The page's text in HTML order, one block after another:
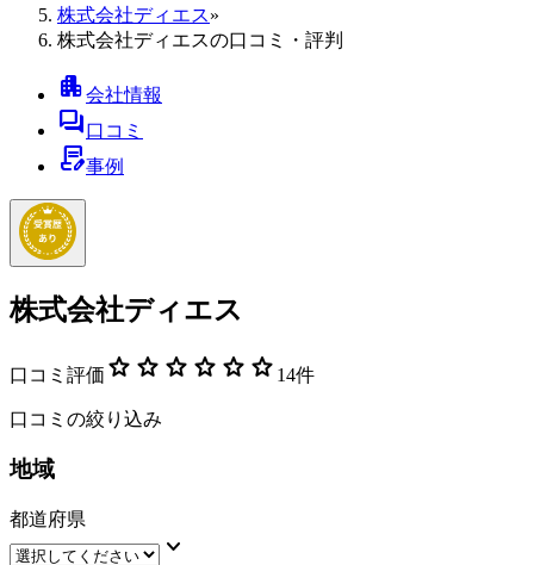
株式会社ディエス»
株式会社ディエスの口コミ・評判
apartment会社情報
forum口コミ
contract_edit事例
株式会社ディエス
口コミ評価 star star star star star star 14件
口コミの絞り込み
地域
都道府県
keyboard_arrow_down